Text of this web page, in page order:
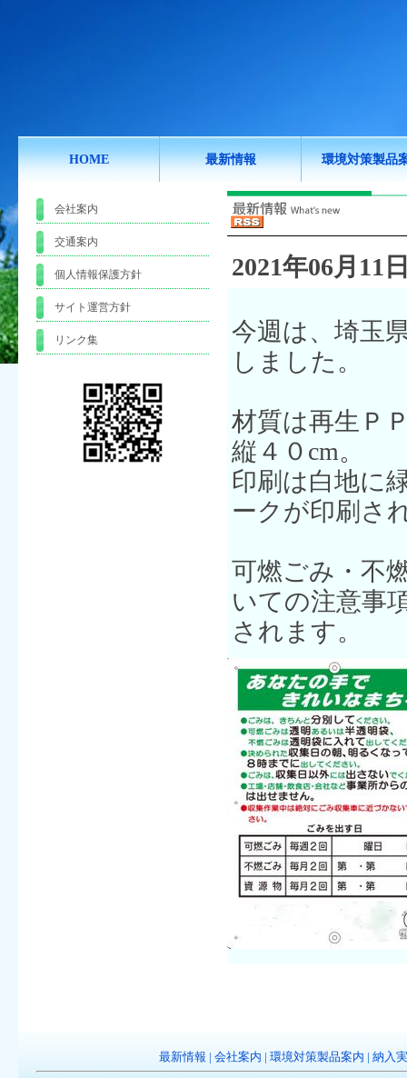
HOME 最新情報 環境対策製品
会社案内
交通案内
個人情報保護方針
サイト運営方針
リンク集
2021年06月11
今週は、埼玉
しました。
材質は再生Ｐ
縦４０cm。
印刷は白地に
ークが印刷さ
可燃ごみ・不
いての注意事
されます。
最新情報 会社案内 環境対策製品案内 納入